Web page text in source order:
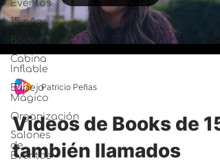
Eventos
15 años
Bodas
Cabina
Inflable
Espejo
Mágico
Organización
Salones
de
Eventos
Patricio Peñas
Videos de Books de 15
también llamados